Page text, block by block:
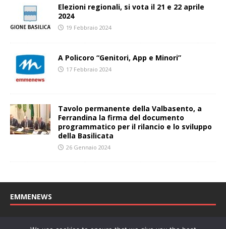
Elezioni regionali, si vota il 21 e 22 aprile
2024
19 Febbraio 2024
A Policoro “Genitori, App e Minori”
17 Febbraio 2024
Tavolo permanente della Valbasento, a
Ferrandina la firma del documento
programmatico per il rilancio e lo sviluppo
della Basilicata
26 Gennaio 2024
EMMENEWS